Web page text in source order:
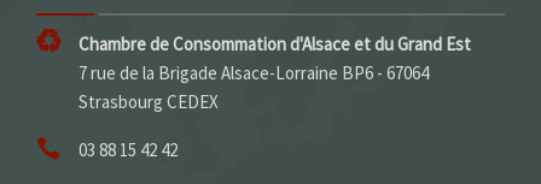
Chambre de Consommation d'Alsace et du Grand Est
7 rue de la Brigade Alsace-Lorraine BP6 - 67064
Strasbourg CEDEX
03 88 15 42 42